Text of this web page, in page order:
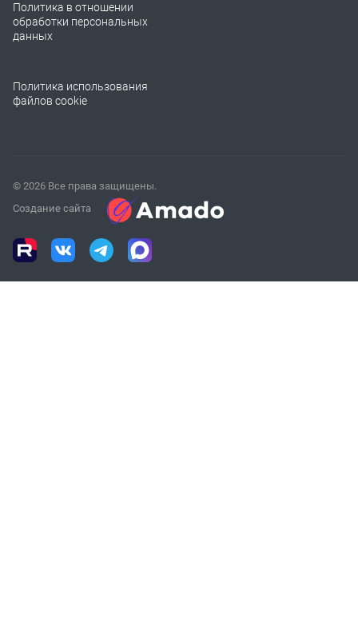
Политика в отношении
обработки персональных
данных
Политика использования
файлов cookie
© 2026 Все права защищены.
Создание сайта